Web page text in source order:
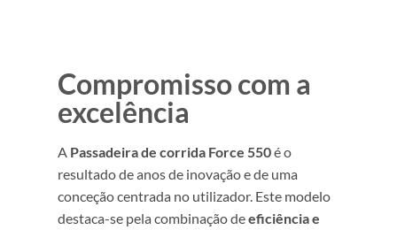
Compromisso com a
excelência
A Passadeira de corrida Force 550é o
resultado de anos de inovação e de uma
conceção centrada no utilizador. Este modelo
destaca-se pela combinação deeficiência e